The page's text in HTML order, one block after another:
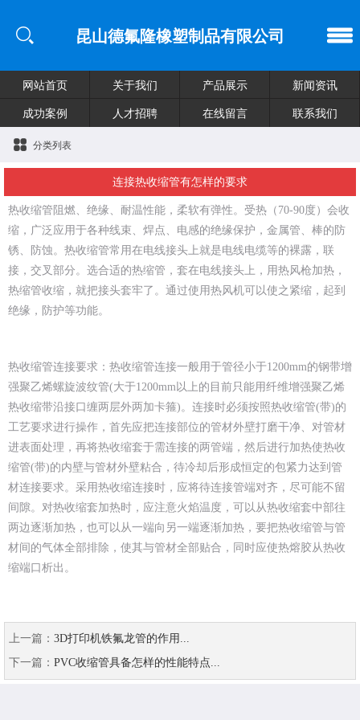
昆山德氟隆橡塑制品有限公司
网站首页 关于我们 产品展示
新闻资讯
成功案例
人才招聘 在线留言 联系我们
分类列表
连接热收缩管有怎样的要求
热收缩管阻燃、绝缘、耐温性能，柔软有弹性。受热（70-90度）会收
缩，广泛应用于各种线束、焊点、电感的绝缘保护，金属管、棒的防
锈、防蚀。热收缩管常用在电线接头上就是电线电缆等的裸露，联
接，交叉部分。选合适的热缩管，套在电线接头上，用热风枪加热，
热缩管收缩，就把接头套牢了。通过使用热风机可以使之紧缩，起到
绝缘，防护等功能。
热收缩管连接要求：热收缩管连接一般用于管径小于1200mm的钢带增
强聚乙烯螺旋波纹管(大于1200mm以上的目前只能用纤维增强聚乙烯
热收缩带沿接口缠两层外两加卡箍)。连接时必须按照热收缩管(带)的
工艺要求进行操作，首先应把连接部位的管材外壁打磨干净、对管材
进表面处理，再将热收缩套于需连接的两管端，然后进行加热使热收
缩管(带)的内壁与管材外壁粘合，待冷却后形成恒定的包紧力达到管
材连接要求。采用热收缩连接时，应将待连接管端对齐，尽可能不留
间隙。对热收缩套加热时，应注意火焰温度，可以从热收缩套中部往
两边逐渐加热，也可以从一端向另一端逐渐加热，要把热收缩管与管
材间的气体全部排除，使其与管材全部贴合，同时应使热熔胶从热收
缩端口析出。
上一篇： 3D打印机铁氟龙管的作用...
下一篇： PVC收缩管具备怎样的性能特点...